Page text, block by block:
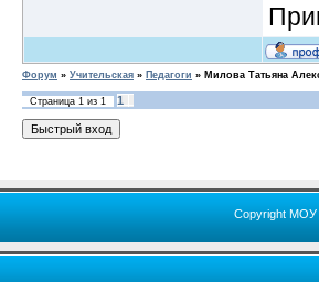
Форум » Учительская » Педагоги » Милова Татьяна
Страница 1 из 1 1
Copyright МОУ